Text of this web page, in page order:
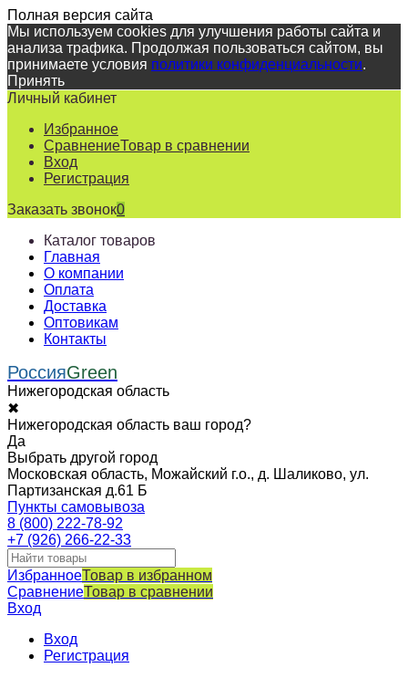
Полная версия сайта
Мы используем cookies для улучшения работы сайта и
анализа трафика. Продолжая пользоваться сайтом, вы
принимаете условия политики конфиденциальности.
Принять
Личный кабинет
Избранное
СравнениеТовар в сравнении
Вход
Регистрация
Заказать звонок0
Каталог товаров
Главная
О компании
Оплата
Доставка
Оптовикам
Контакты
РоссияGreen
Нижегородская область
✖
Нижегородская область ваш город?
Да
Выбрать другой город
Московская область, Можайский г.о., д. Шаликово, ул.
Партизанская д.61 Б
Пункты самовывоза
8 (800) 222-78-92
+7 (926) 266-22-33
ИзбранноеТовар в избранном
СравнениеТовар в сравнении
Вход
Вход
Регистрация